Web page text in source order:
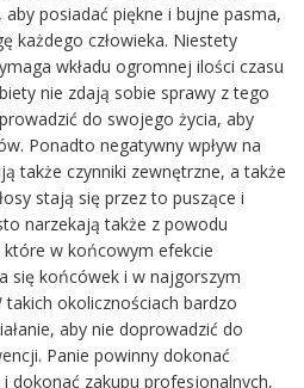
posiadać piękne i bujne pasma,
każdego człowieka. Niestety
wkładu ogromnej ilości czasu
nie zdają sobie sprawy z tego
do swojego życia, aby
Ponadto negatywny wpływ na
także czynniki zewnętrzne, a także
stają się przez to puszące i
narzekają także z powodu
w końcowym efekcie
się końcówek i w najgorszym
okolicznościach bardzo
aby nie doprowadzić do
Panie powinny dokonać
dokonać zakupu profesjonalnych,